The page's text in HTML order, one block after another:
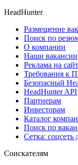
HeadHunter
Размещение
Поиск по
О компании
Наши вакансии
Реклама на
Требования к
Безопасный
HeadHunter API
Партнерам
Инвесторам
Каталог
Поиск по
Сетка: соцсеть
Соискателям